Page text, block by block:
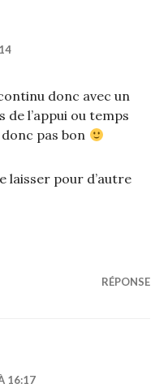
donc avec un
l’appui ou temps
pas bon
laisser pour d’autre
RÉPONSE
16:17